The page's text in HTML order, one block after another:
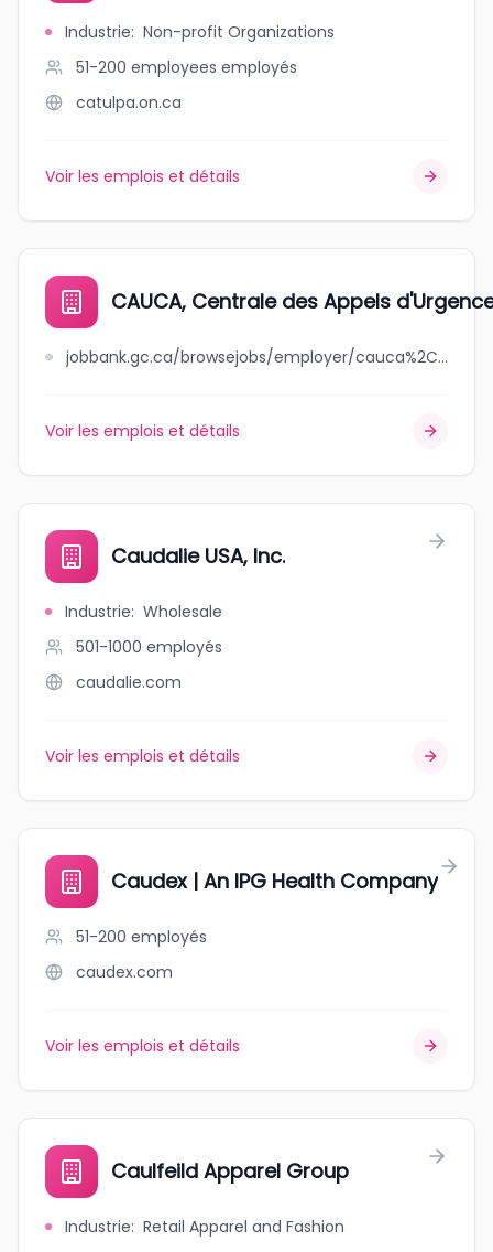
Industrie: Non-profit Organizations
51-200 employees employés
catulpa.on.ca
Voir les emplois et détails
CAUCA, Centrale des Appels
jobbank.gc.ca/browsejobs/employer/cauca%2C+centrale+des+appels+d%27urgence+chaudi%C3%A8re-appalaches/ca
Voir les emplois et détails
Caudalie USA, Inc.
Industrie: Wholesale
501-1000 employés
caudalie.com
Voir les emplois et détails
Caudex | An IPG Health Company
51-200 employés
caudex.com
Voir les emplois et détails
Caulfeild Apparel Group
Industrie: Retail Apparel and Fashion